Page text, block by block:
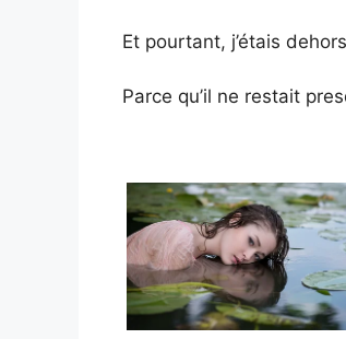
Et pourtant, j’étais
Parce qu’il ne restait